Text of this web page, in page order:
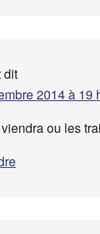
dit
2014 à 19
ou les